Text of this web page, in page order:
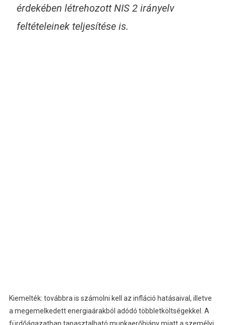
érdekében létrehozott NIS 2 irányelv
feltételeinek teljesítése is.
Kiemelték: továbbra is számolni kell az infláció hatásaival, illetve
a megemelkedett energiaárakból adódó többletköltségekkel. A
fürdőágazatban tapasztalható munkaerőhiány miatt a személyi